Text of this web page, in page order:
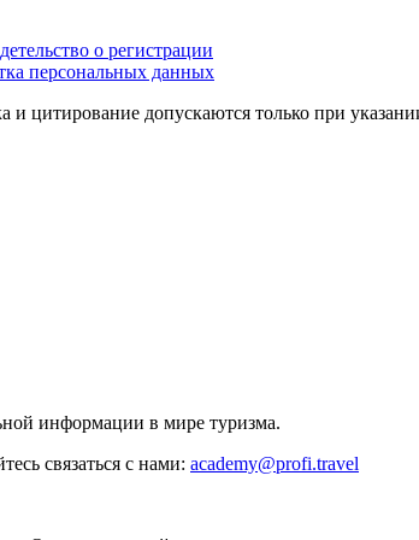
о регистрации
персональных данных
цитирование допускаются только при
информации в мире туризма.
связаться с нами: academy@profi.travel